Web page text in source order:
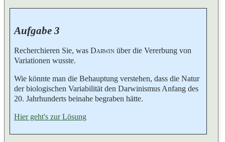
Aufgabe 3
Recherchieren Sie, was Darwinüber die Vererbung von
Variationen wusste.
Wie könnte man die Behauptung verstehen, dass die Natur
der biologischen Variabilität den Darwinismus Anfang des
20. Jahrhunderts beinahe begraben hätte.
Hier geht's zur Lösung